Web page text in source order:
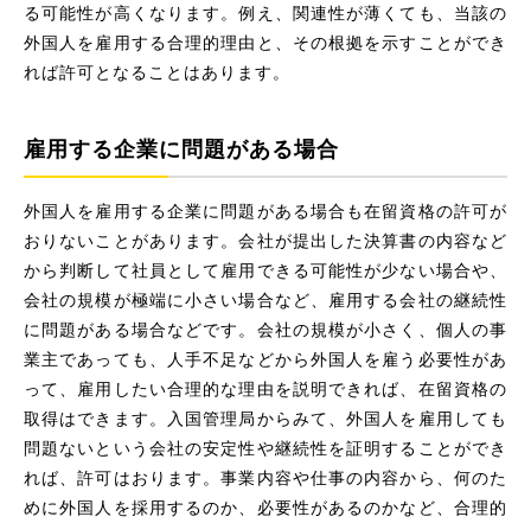
る可能性が高くなります。例え、関連性が薄くても、当該の
外国人を雇用する合理的理由と、その根拠を示すことができ
れば許可となることはあります。
雇用する企業に問題がある場合
外国人を雇用する企業に問題がある場合も在留資格の許可が
おりないことがあります。会社が提出した決算書の内容など
から判断して社員として雇用できる可能性が少ない場合や、
会社の規模が極端に小さい場合など、雇用する会社の継続性
に問題がある場合などです。会社の規模が小さく、個人の事
業主であっても、人手不足などから外国人を雇う必要性があ
って、雇用したい合理的な理由を説明できれば、在留資格の
取得はできます。入国管理局からみて、外国人を雇用しても
問題ないという会社の安定性や継続性を証明することができ
れば、許可はおります。事業内容や仕事の内容から、何のた
めに外国人を採用するのか、必要性があるのかなど、合理的